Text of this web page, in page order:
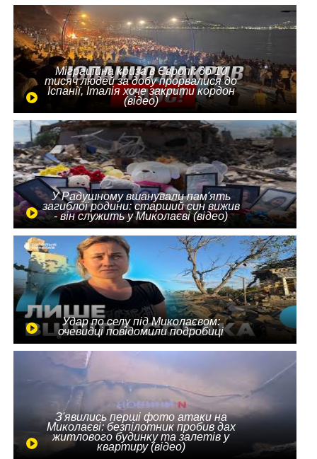
Міграційна криза в Європі: до 10
тисяч людей за добу прорвалися до
Іспанії, Італія хоче закрити кордон
(відео)
У Радушному вшанували пам'ять
загиблої родини: старший син вижив
- він служить у Миколаєві (відео)
Удар по селу під Миколаєвом:
очевидці повідомили подробиці
З'явились перші фото атаки на
Миколаєві: безпілотник пробив дах
житлового будинку та залетів у
квартиру (відео)